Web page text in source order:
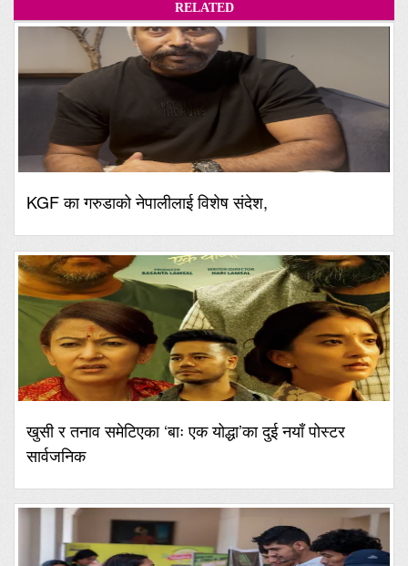
RELATED
KGF का गरुडाको नेपालीलाई विशेष संदेश,
खुसी र तनाव समेटिएका ‘बाः एक योद्धा’का दुई नयाँ पोस्टर
सार्वजनिक